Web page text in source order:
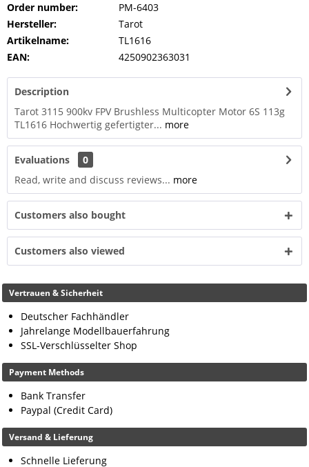
Order number:
PM-6403
Hersteller:
Tarot
Artikelname:
TL1616
EAN:
4250902363031
Description
Tarot 3115 900kv FPV Brushless Multicopter Motor 6S 113g
TL1616 Hochwertig gefertigter... more
Evaluations
0
Read, write and discuss reviews... more
Customers also bought
Customers also viewed
Vertrauen & Sicherheit
Deutscher Fachhändler
Jahrelange Modellbauerfahrung
SSL-Verschlüsselter Shop
Payment Methods
Bank Transfer
Paypal (Credit Card)
Versand & Lieferung
Schnelle Lieferung